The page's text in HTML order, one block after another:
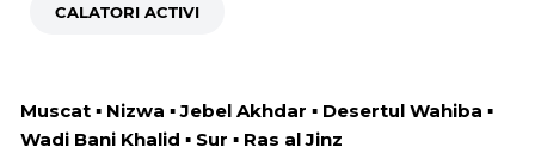
CALATORI ACTIVI
Muscat ▪ Nizwa ▪ Jebel Akhdar ▪ Desertul Wahiba ▪
Wadi Bani Khalid ▪ Sur ▪ Ras al Jinz